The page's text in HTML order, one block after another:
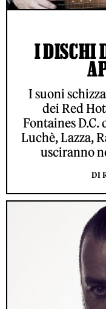
I DISCHI
I suoni
dei Red
Fontaines
Luchè, Lazza,
usciranno
DI